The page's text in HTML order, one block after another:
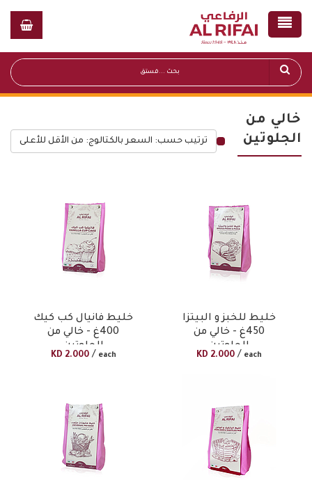
خالي من
الجلوتين
ترتيب حسب: السعر بالكتالوج: من الأقل للأعلى
خليط فانيال كب كيك
400غ - خالي من
الجلوتين
KD 2.000 / each
خليط للخبز و البيتزا
450غ - خالي من
الجلوتين
KD 2.000 / each